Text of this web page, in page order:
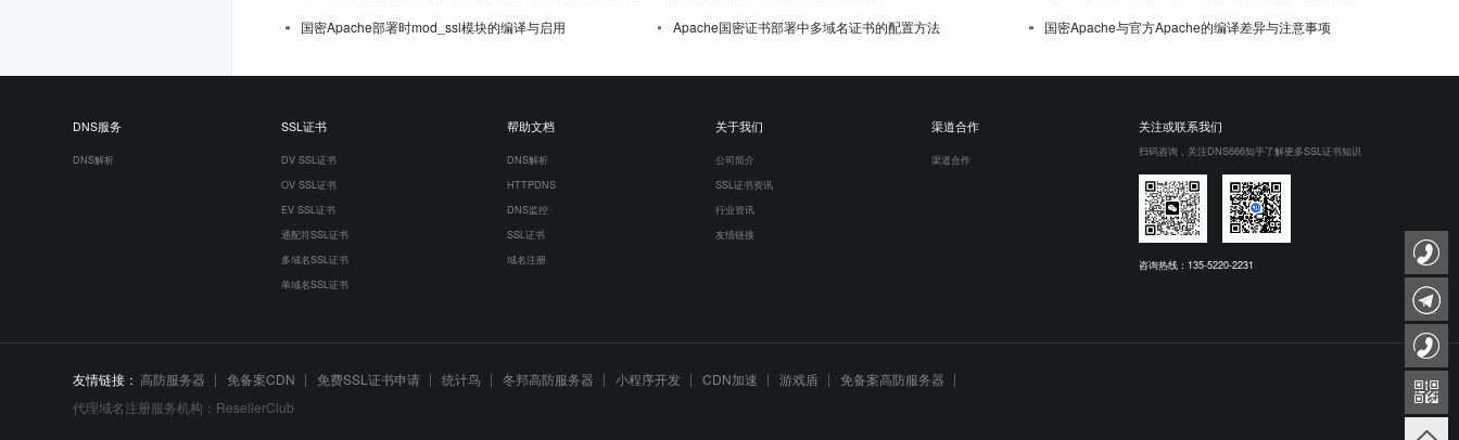
国密Apache部署时mod_ssl模块的编译与启用
Apache国密证书部署中多域名证书的配置方法 国密Apache与官方Apache的编译差异与注意事项
DNS服务
DNS解析
SSL证书
DV SSL证书
OV SSL证书
EV SSL证书
通配符SSL证书
多域名SSL证书
单域名SSL证书
帮助文档
DNS解析
HTTPDNS
DNS监控
SSL证书
域名注册
关于我们
公司简介
SSL证书资讯
行业资讯
友情链接
渠道合作
渠道合作
关注或联系我们
扫码咨询，关注DNS666知乎了解更多SSL证书知识
咨询热线：135-5220-2231
友情链接： 高防服务器 免备案CDN 免费SSL证书申请 统计鸟 冬邦高防服务器 小程序开发 CDN加速 游戏盾
免备案高防服务器
代理域名注册服务机构：ResellerClub